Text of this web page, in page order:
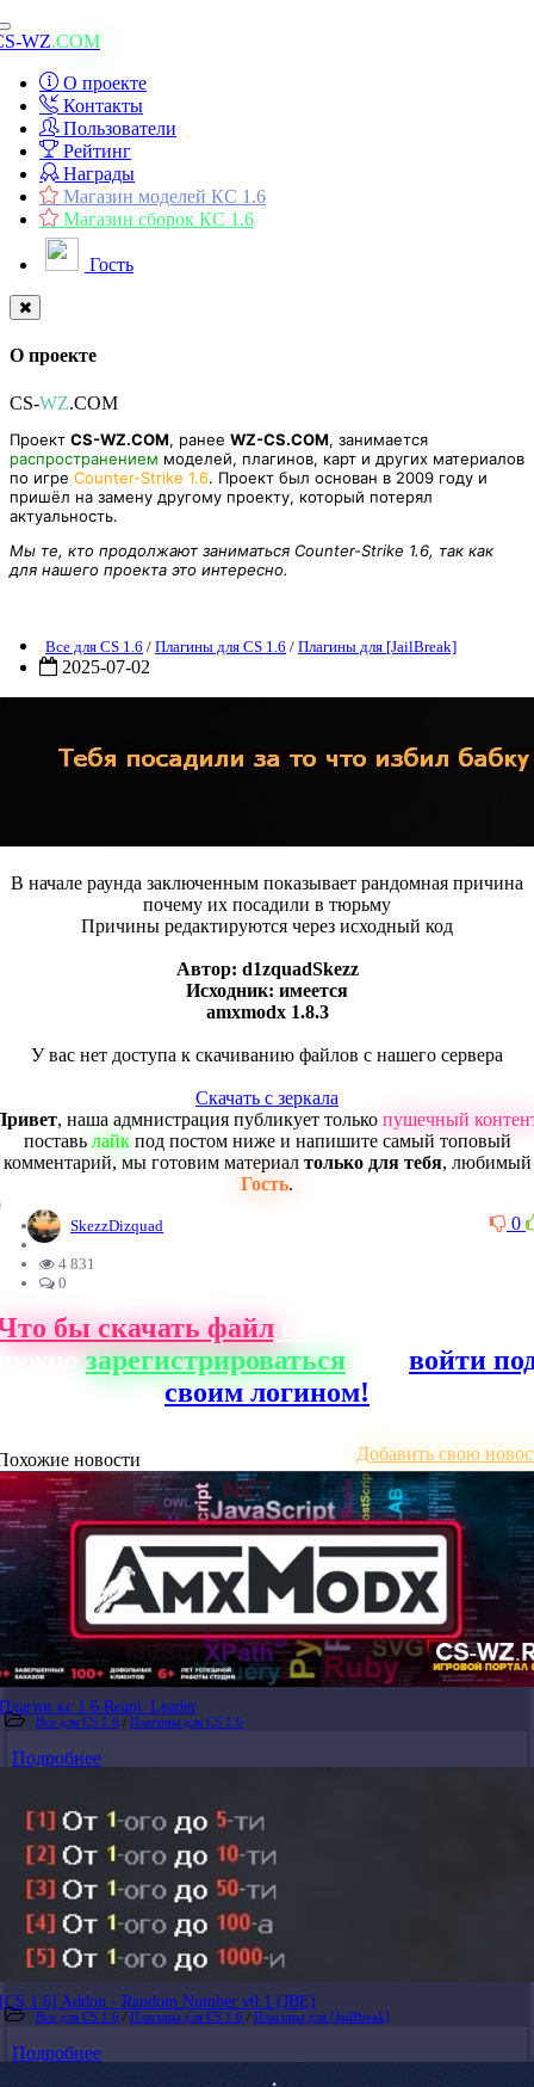
Toggle
navigation
WZ.COM
О проекте
Контакты
Пользователи
Рейтинг
Награды
Магазин моделей КС 1.6
Магазин сборок КС 1.6
Гость
О проекте
CS-WZ.COM
Проект CS-WZ.COM, ранее WZ-CS.COM, занимается
распространением моделей, плагинов, карт и других материалов
по игре Counter-Strike 1.6. Проект был основан в 2009 году и
пришёл на замену другому проекту, который потерял
актуальность.
Мы те, кто продолжают заниматься Counter-Strike 1.6, так как
для нашего проекта это интересно.
Все для CS 1.6 / Плагины для CS 1.6 / Плагины для [JailBreak]
2025-07-02
В начале раунда заключенным показывает рандомная причина
почему их посадили в тюрьму
Причины редактируются через исходный код
Автор: d1zquadSkezz
Исходник: имеется
amxmodx 1.8.3
У вас нет доступа к скачиванию файлов с нашего сервера
Скачать с зеркала
, наша адмнистрация публикует только пушечный
поставь лайкпод постом ниже и напишите самый топовый
комментарий, мы готовим материал только для тебя, любимый
Гость.
0
SkezzDizquad
4 831
0
бы скачать файлс нашего сайта,
зарегистрироваться
войти
своим логином!
новости Добавить свою
Плагин кс 1.6 Reapi_Leader
Все для CS 1.6 / Плагины для CS 1.6
Подробнее
[CS 1.6] Addon - Random Number v0.1 (JBE)
Все для CS 1.6 / Плагины для CS 1.6 / Плагины для [JailBreak]
Подробнее